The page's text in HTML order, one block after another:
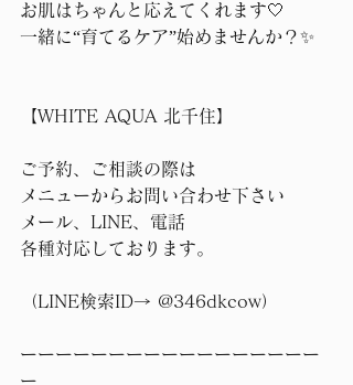
お肌はちゃんと応えてくれます🤍
一緒に“育てるケア”始めませんか？✨
【WHITE AQUA 北千住】
ご予約、ご相談の際は
メニューからお問い合わせ下さい
メール、LINE、電話
各種対応しております。
（LINE検索ID→ @346dkcow）
ーーーーーーーーーーーーーーーーー
ー